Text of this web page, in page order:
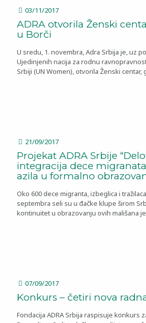
03/11/2017
ADRA otvorila Ženski
u Borči
U sredu, 1. novembra, Adra Srbija je, uz
Ujedinjenih nacija za rodnu
Srbiji (UN Women), otvorila Ženski centar,
21/09/2017
Projekat ADRA Srbije
integracija dece
azila u formalno
Oko 600 dece migranta, izbeglica i
septembra seli su u đačke klupe širom
kontinuitet u obrazovanju ovih mališana je
07/09/2017
Konkurs – četiri nova
Fondacija ADRA Srbija raspisuje konkurs